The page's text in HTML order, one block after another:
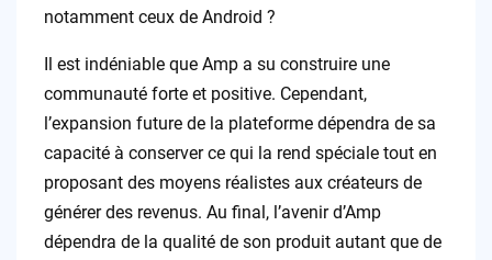
notamment ceux de Android ?
Il est indéniable que Amp a su construire une
communauté forte et positive. Cependant,
l’expansion future de la plateforme dépendra de sa
capacité à conserver ce qui la rend spéciale tout en
proposant des moyens réalistes aux créateurs de
générer des revenus. Au final, l’avenir d’Amp
dépendra de la qualité de son produit autant que de